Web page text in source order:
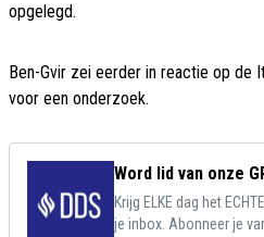
opgelegd.
Ben-Gvir zei eerder in reactie op de
voor een onderzoek.
Word lid van onze
Krijg ELKE dag het
je inbox. Abonneer je